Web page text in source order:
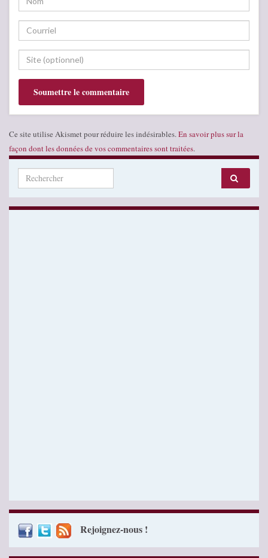
Ce site utilise Akismet pour réduire les indésirables. En savoir plus sur la
façon dont les données de vos commentaires sont traitées.
Search for:
Rejoignez-nous !